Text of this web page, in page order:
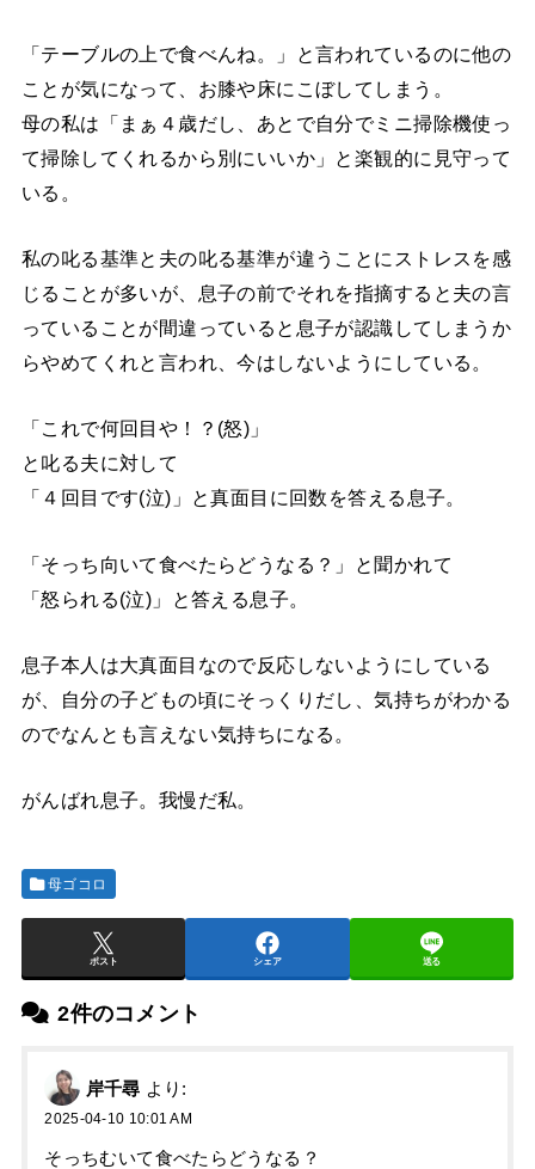
「テーブルの上で食べんね。」と言われているのに他の
ことが気になって、お膝や床にこぼしてしまう。
母の私は「まぁ４歳だし、あとで自分でミニ掃除機使っ
て掃除してくれるから別にいいか」と楽観的に見守って
いる。
私の叱る基準と夫の叱る基準が違うことにストレスを感
じることが多いが、息子の前でそれを指摘すると夫の言
っていることが間違っていると息子が認識してしまうか
らやめてくれと言われ、今はしないようにしている。
「これで何回目や！？(怒)」
と叱る夫に対して
「４回目です(泣)」と真面目に回数を答える息子。
「そっち向いて食べたらどうなる？」と聞かれて
「怒られる(泣)」と答える息子。
息子本人は大真面目なので反応しないようにしている
が、自分の子どもの頃にそっくりだし、気持ちがわかる
のでなんとも言えない気持ちになる。
がんばれ息子。我慢だ私。
母ゴコロ
ポスト シェア 送る
2件のコメント
岸千尋 より:
2025-04-10 10:01 AM
そっちむいて食べたらどうなる？